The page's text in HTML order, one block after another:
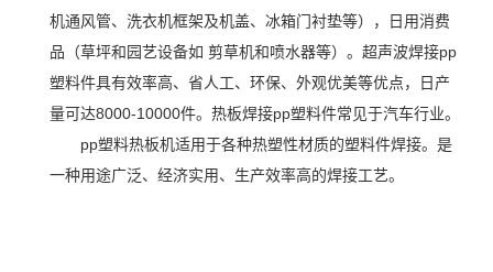
机通风管、洗衣机框架及机盖、冰箱门衬垫等），日用消费
品（草坪和园艺设备如 剪草机和喷水器等）。超声波焊接pp
塑料件具有效率高、省人工、环保、外观优美等优点，日产
量可达8000-10000件。热板焊接pp塑料件常见于汽车行业。
pp塑料热板机适用于各种热塑性材质的塑料件焊接。是
一种用途广泛、经济实用、生产效率高的焊接工艺。